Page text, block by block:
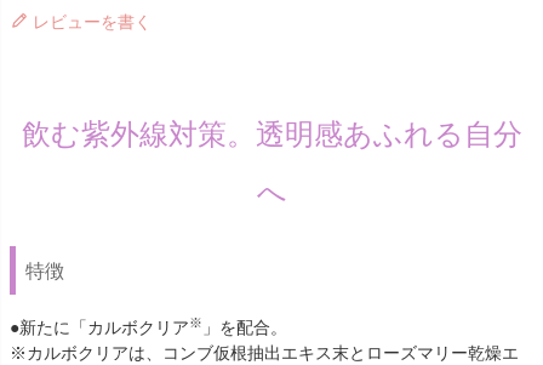
レビューを書く
飲む紫外線対策。透明感あふれる自分
へ
特徴
●新たに「カルボクリア※ 」を配合。
※カルボクリアは、コンブ仮根抽出エキス末とローズマリー乾燥エ